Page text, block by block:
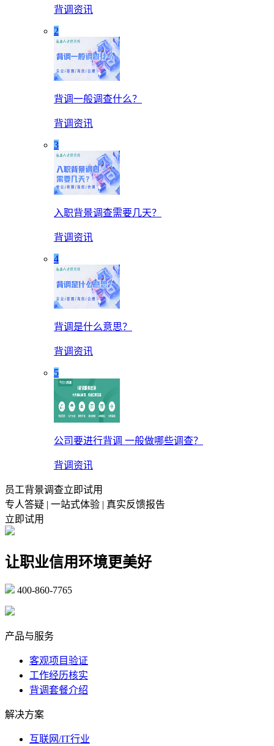
背调资讯
2
背调一般调查什么？
背调资讯
3
入职背景调查需要几天？
背调资讯
4
背调是什么意思？
背调资讯
5
公司要进行背调 一般做哪些调查？
背调资讯
员工背景调查立即试用
专人答疑 | 一站式体验 | 真实反馈报告
立即试用
让职业信用环境更美好
400-860-7765
产品与服务
客观项目验证
工作经历核实
背调套餐介绍
解决方案
互联网/IT行业